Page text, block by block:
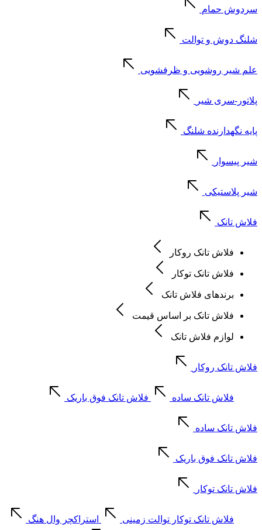
سردوش حمام
شلنگ دوش و توالت
علم شیر روشویی و ظرفشویی
پلاتور-سری شیر
پایه نگهدارنده شلنگ
شیر پیسوار
شیر پلاستیکی
فلاش تانک
فلاش تانک روکار
فلاش تانک توکار
برندهای فلاش تانک
فلاش تانک بر اساس قیمت
لوازم فلاش تانک
فلاش تانک روکار
فلاش تانک ساده فلاش تانک فوق باریک
فلاش تانک ساده
فلاش تانک فوق باریک
فلاش تانک توکار
فلاش تانک توکار توالت زمینی استراکچر وال هنگ